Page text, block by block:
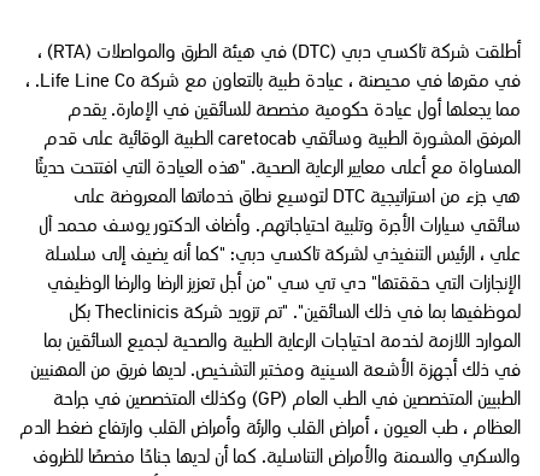
أطلقت شركة تاكسي دبي (DTC) في هيئة الطرق والمواصلات (RTA) ،
في مقرها في محيصنة ، عيادة طبية بالتعاون مع شركة Life Line Co. ،
مما يجعلها أول عيادة حكومية مخصصة للسائقين في الإمارة. يقدم
المرفق المشورة الطبية وسائقي caretocab الطبية الوقائية على قدم
المساواة مع أعلى معايير الرعاية الصحية. "هذه العيادة التي افتتحت حديثًا
هي جزء من استراتيجية DTC لتوسيع نطاق خدماتها المعروضة على
سائقي سيارات الأجرة وتلبية احتياجاتهم. وأضاف الدكتور يوسف محمد آل
علي ، الرئيس التنفيذي لشركة تاكسي دبي: "كما أنه يضيف إلى سلسلة
الإنجازات التي حققتها" دي تي سي "من أجل تعزيز الرضا والرضا الوظيفي
لموظفيها بما في ذلك السائقين". "تم تزويد شركة Theclinicis بكل
الموارد اللازمة لخدمة احتياجات الرعاية الطبية والصحية لجميع السائقين بما
في ذلك أجهزة الأشعة السينية ومختبر التشخيص. لديها فريق من المهنيين
الطبيين المتخصصين في الطب العام (GP) وكذلك المتخصصين في جراحة
العظام ، طب العيون ، أمراض القلب والرئة وأمراض القلب وارتفاع ضغط الدم
والسكري والسمنة والأمراض التناسلية. كما أن لديها جناحًا مخصصًا للظروف